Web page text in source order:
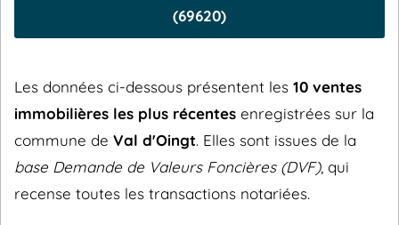
(69620)
Les données ci-dessous présentent les 10 ventes
immobilières les plus récentes enregistrées sur la
commune de Val d'Oingt. Elles sont issues de la
base Demande de Valeurs Foncières (DVF), qui
recense toutes les transactions notariées.